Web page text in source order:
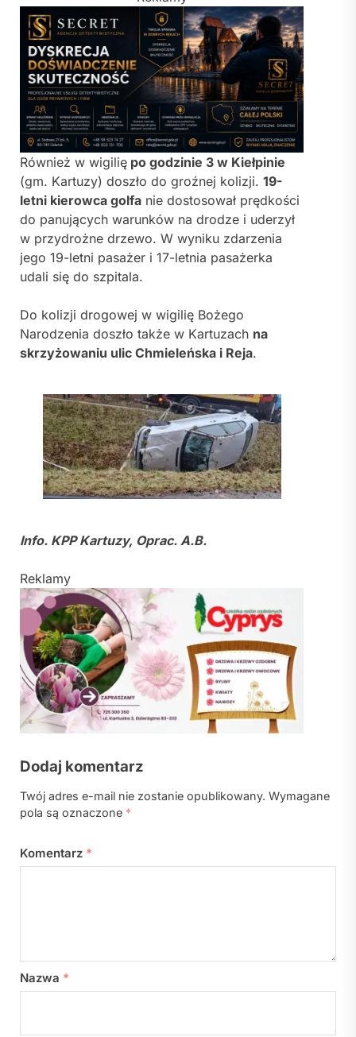
Również w wigilię po godzinie 3 w Kiełpinie
(gm. Kartuzy) doszło do groźnej kolizji. 19-
letni kierowca golfa nie dostosował prędkości
do panujących warunków na drodze i uderzył
w przydrożne drzewo. W wyniku zdarzenia
jego 19-letni pasażer i 17-letnia pasażerka
udali się do szpitala.
Do kolizji drogowej w wigilię Bożego
Narodzenia doszło także w Kartuzach na
skrzyżowaniu ulic Chmieleńska i Reja.
Info. KPP Kartuzy, Oprac. A.B.
Reklamy
Dodaj komentarz
Twój adres e-mail nie zostanie opublikowany. Wymagane
pola są oznaczone *
Komentarz *
Nazwa *